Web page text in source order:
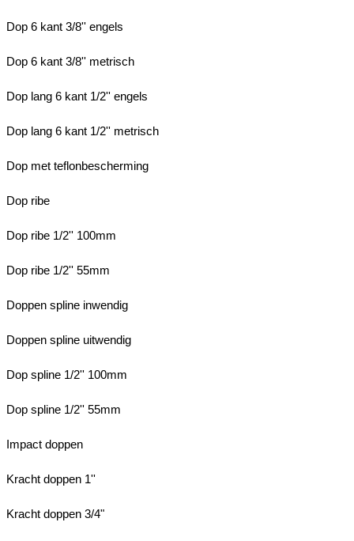
Dop 6 kant 3/8'' engels
Dop 6 kant 3/8'' metrisch
Dop lang 6 kant 1/2'' engels
Dop lang 6 kant 1/2'' metrisch
Dop met teflonbescherming
Dop ribe
Dop ribe 1/2'' 100mm
Dop ribe 1/2'' 55mm
Doppen spline inwendig
Doppen spline uitwendig
Dop spline 1/2'' 100mm
Dop spline 1/2'' 55mm
Impact doppen
Kracht doppen 1''
Kracht doppen 3/4"